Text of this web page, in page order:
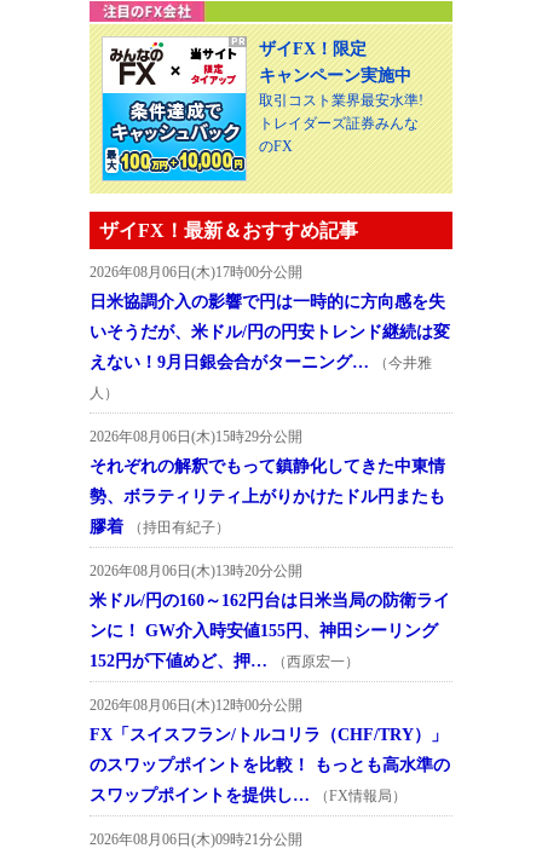
ザイFX！限定
キャンペーン実施中
取引コスト業界最安水準!
トレイダーズ証券みんな
のFX
ザイFX！最新＆おすすめ記事
2026年08月06日(木)17時00分公開
日米協調介入の影響で円は一時的に方向感を失
いそうだが、米ドル/円の円安トレンド継続は変
えない！9月日銀会合がターニング…
（今井雅
人）
2026年08月06日(木)15時29分公開
それぞれの解釈でもって鎮静化してきた中東情
勢、ボラティリティ上がりかけたドル円またも
膠着
（持田有紀子）
2026年08月06日(木)13時20分公開
米ドル/円の160～162円台は日米当局の防衛ライ
ンに！ GW介入時安値155円、神田シーリング
152円が下値めど、押…
（西原宏一）
2026年08月06日(木)12時00分公開
FX「スイスフラン/トルコリラ（CHF/TRY）」
のスワップポイントを比較！ もっとも高水準の
スワップポイントを提供し…
（FX情報局）
2026年08月06日(木)09時21分公開